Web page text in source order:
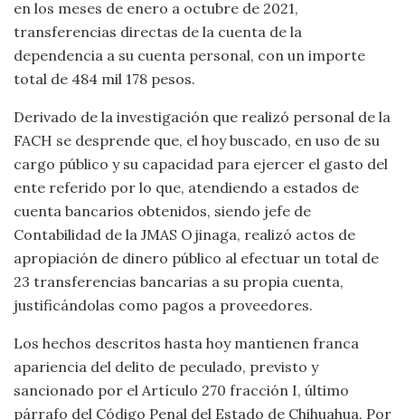
en los meses de enero a octubre de 2021,
transferencias directas de la cuenta de la
dependencia a su cuenta personal, con un importe
total de 484 mil 178 pesos.
Derivado de la investigación que realizó personal de la
FACH se desprende que, el hoy buscado, en uso de su
cargo público y su capacidad para ejercer el gasto del
ente referido por lo que, atendiendo a estados de
cuenta bancarios obtenidos, siendo jefe de
Contabilidad de la JMAS Ojinaga, realizó actos de
apropiación de dinero público al efectuar un total de
23 transferencias bancarias a su propia cuenta,
justificándolas como pagos a proveedores.
Los hechos descritos hasta hoy mantienen franca
apariencia del delito de peculado, previsto y
sancionado por el Artículo 270 fracción I, último
párrafo del Código Penal del Estado de Chihuahua. Por